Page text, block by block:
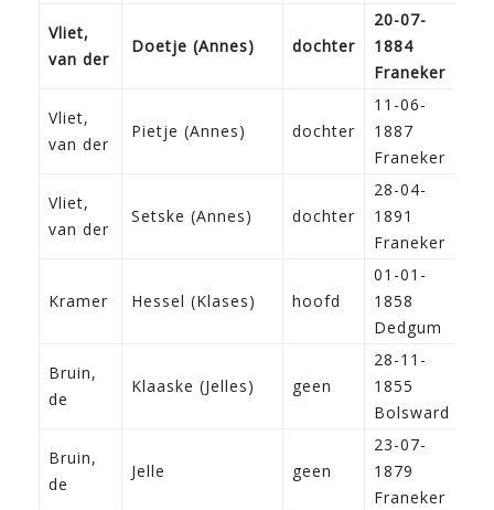
Vliet,
van der
Doetje (Annes) dochter
20-07-
1884
Franeker
Vliet,
van der
Pietje (Annes) dochter
11-06-
1887
Franeker
Vliet,
van der
Setske (Annes) dochter
28-04-
1891
Franeker
Kramer Hessel (Klases) hoofd
01-01-
1858
Dedgum
Bruin,
de
Klaaske (Jelles) geen
28-11-
1855
Bolsward
Bruin,
de
Jelle geen
23-07-
1879
Franeker